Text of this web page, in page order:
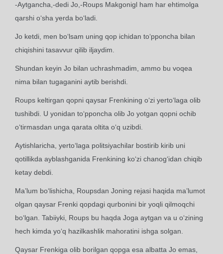
-Aytgancha,-dedi Jo,-Roups Makgonigl ham har ehtimolga
qarshi o‘sha yerda bo‘ladi.
Jo ketdi, men bo‘lsam uning qop ichidan to‘pponcha bilan
chiqishini tasavvur qilib iljaydim.
Shundan keyin Jo bilan uchrashmadim, ammo bu voqea
nima bilan tugaganini aytib berishdi.
Roups keltirgan qopni qaysar Frenkining o‘zi yerto‘laga olib
tushibdi. U yonidan to‘pponcha olib Jo yotgan qopni ochib
o‘tirmasdan unga qarata oltita o‘q uzibdi.
Aytishlaricha, yerto‘laga politsiyachilar bostirib kirib uni
qotillikda ayblashganida Frenkining ko‘zi chanog‘idan chiqib
ketay debdi.
Ma’lum bo‘lishicha, Roupsdan Joning rejasi haqida ma’lumot
olgan qaysar Frenki qopdagi qurbonini bir yoqli qilmoqchi
bo‘lgan. Tabiiyki, Roups bu haqda Joga aytgan va u o‘zining
hech kimda yo‘q hazilkashlik mahoratini ishga solgan.
Qaysar Frenkiga olib borilgan qopga esa albatta Jo emas,